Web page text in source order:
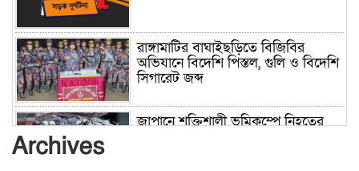
রাঙ্গামাটির বাঘাইছড়িতে বিজিবির
অভিযানে বিদেশি পিস্তল, গুলি ও বিদেশি
সিগারেট জব্দ
জাপানে শক্তিশালী ভূমিকম্পে নিহতের
Archives